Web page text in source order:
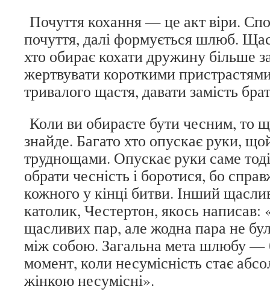
Почуття кохання — це акт віри.
почуття, далі формується шлюб.
хто обирає кохати дружину більше
жертвувати короткими
тривалого щастя, давати замість
Коли ви обираєте бути чесним, то
знайде. Багато хто опускає руки,
труднощами. Опускає руки саме
обрати чесність і боротися, бо
кожного у кінці битви. Інший
католик, Честертон, якось написав:
щасливих пар, але жодна пара не
між собою. Загальна мета шлюбу —
момент, коли несумісність стає
жінкою несумісні».